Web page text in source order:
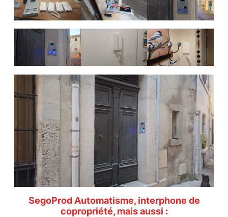
SegoProd Automatisme, interphone de
copropriété, mais aussi :